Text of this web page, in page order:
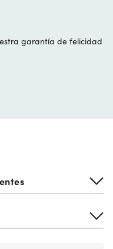
garantía de felicidad